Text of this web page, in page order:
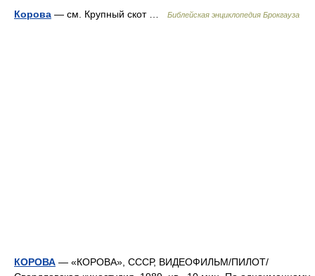
Корова — см. Крупный скот … Библейская энциклопедия Брокгауза
КОРОВА — «КОРОВА», СССР, ВИДЕОФИЛЬМ/ПИЛОТ/